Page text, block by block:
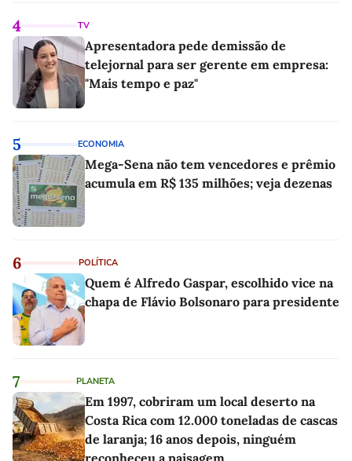
4 TV
Apresentadora pede demissão de
telejornal para ser gerente em empresa:
"Mais tempo e paz"
5 ECONOMIA
Mega-Sena não tem vencedores e prêmio
acumula em R$ 135 milhões; veja dezenas
6 POLÍTICA
Quem é Alfredo Gaspar, escolhido vice na
chapa de Flávio Bolsonaro para presidente
7 PLANETA
Em 1997, cobriram um local deserto na
Costa Rica com 12.000 toneladas de cascas
de laranja; 16 anos depois, ninguém
reconheceu a paisagem